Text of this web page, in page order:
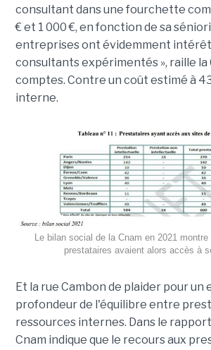
consultant dans une fourchette
€ et 1 000 €, en fonction de sa
entreprises ont évidemment
consultants expérimentés », raille la
comptes. Contre un coût estimé à
interne.
Le bilan social de la Cnam en 2021
prestataires avaient alors accès à
Et la rue Cambon de plaider pour un
profondeur de l'équilibre entre
ressources internes. Dans le rapport
Cnam indique que le recours aux